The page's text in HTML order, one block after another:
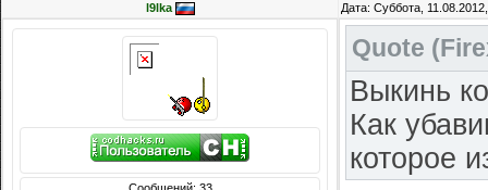
l9lka Дата: Суббота,
Quote (
Выкинь
Как
которое